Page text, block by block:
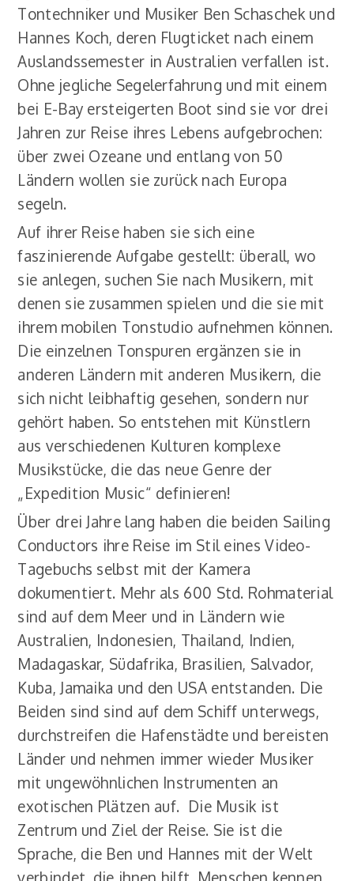
Tontechniker und Musiker Ben Schaschek und
Hannes Koch, deren Flugticket nach einem
Auslandssemester in Australien verfallen ist.
Ohne jegliche Segelerfahrung und mit einem
bei E-Bay ersteigerten Boot sind sie vor drei
Jahren zur Reise ihres Lebens aufgebrochen:
über zwei Ozeane und entlang von 50
Ländern wollen sie zurück nach Europa
segeln.
Auf ihrer Reise haben sie sich eine
faszinierende Aufgabe gestellt: überall, wo
sie anlegen, suchen Sie nach Musikern, mit
denen sie zusammen spielen und die sie mit
ihrem mobilen Tonstudio aufnehmen können.
Die einzelnen Tonspuren ergänzen sie in
anderen Ländern mit anderen Musikern, die
sich nicht leibhaftig gesehen, sondern nur
gehört haben. So entstehen mit Künstlern
aus verschiedenen Kulturen komplexe
Musikstücke, die das neue Genre der
„Expedition Music“ definieren!
Über drei Jahre lang haben die beiden Sailing
Conductors ihre Reise im Stil eines Video-
Tagebuchs selbst mit der Kamera
dokumentiert. Mehr als 600 Std. Rohmaterial
sind auf dem Meer und in Ländern wie
Australien, Indonesien, Thailand, Indien,
Madagaskar, Südafrika, Brasilien, Salvador,
Kuba, Jamaika und den USA entstanden. Die
Beiden sind sind auf dem Schiff unterwegs,
durchstreifen die Hafenstädte und bereisten
Länder und nehmen immer wieder Musiker
mit ungewöhnlichen Instrumenten an
exotischen Plätzen auf. Die Musik ist
Zentrum und Ziel der Reise. Sie ist die
Sprache, die Ben und Hannes mit der Welt
verbindet, die ihnen hilft, Menschen kennen